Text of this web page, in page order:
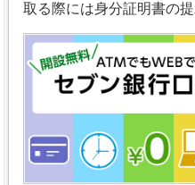
取る際には身分証明書の